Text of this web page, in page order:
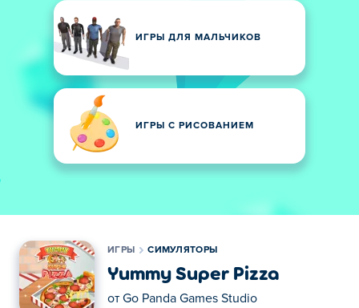
ИГРЫ ДЛЯ МАЛЬЧИКОВ
ИГРЫ С РИСОВАНИЕМ
ИГРЫ СИМУЛЯТОРЫ
Yummy Super Pizza
от Go Panda Games Studio